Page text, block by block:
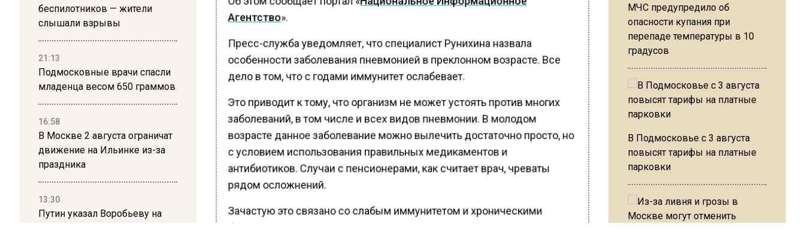
беспилотников — жители
слышали взрывы
21:13
Подмосковные врачи спасли
младенца весом 650 граммов
16:58
В Москве 2 августа ограничат
движение на Ильинке из-за
праздника
13:30
Путин указал Воробьеву на
Агентство».
Пресс-служба уведомляет, что специалист Рунихина назвала
особенности заболевания пневмонией в преклонном возрасте. Все
дело в том, что с годами иммунитет ослабевает.
Это приводит к тому, что организм не может устоять против многих
заболеваний, в том числе и всех видов пневмонии. В молодом
возрасте данное заболевание можно вылечить достаточно просто, но
с условием использования правильных медикаментов и
антибиотиков. Случаи с пенсионерами, как считает врач, чреваты
рядом осложнений.
Зачастую это связано со слабым иммунитетом и хроническими
МЧС предупредило об
опасности купания при
перепаде температуры в 10
градусов
В Подмосковье с 3 августа
повысят тарифы на платные
парковки